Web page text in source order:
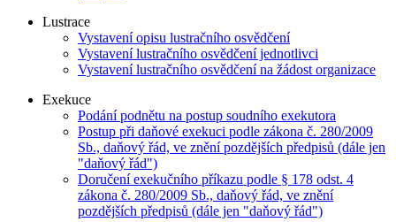
Lustrace
Vystavení opisu lustračního osvědčení
Vystavení lustračního osvědčení jednotlivci
Vystavení lustračního osvědčení na žádost organizace
Exekuce
Podání podnětu na postup soudního exekutora
Postup při daňové exekuci podle zákona č. 280/2009
Sb., daňový řád, ve znění pozdějších předpisů (dále jen
"daňový řád")
Doručení exekučního příkazu podle § 178 odst. 4
zákona č. 280/2009 Sb., daňový řád, ve znění
pozdějších předpisů (dále jen "daňový řád")